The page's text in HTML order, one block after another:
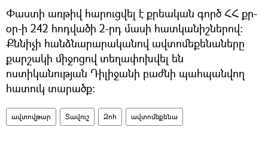
Փաստի առթիվ հարուցվել է քրեական գործ ՀՀ քր-
օր-ի 242 հոդվածի 2-րդ մասի հատկանիշներով:
Քննիչի հանձնարարականով ավտոմեքենաները
քարշակի միջոցով տեղափոխվել են
ոստիկանության Դիլիջանի բաժնի պահպանվող
հատուկ տարածք:
ավտովթար Տավուշ Զոհ ավտոմեքենա